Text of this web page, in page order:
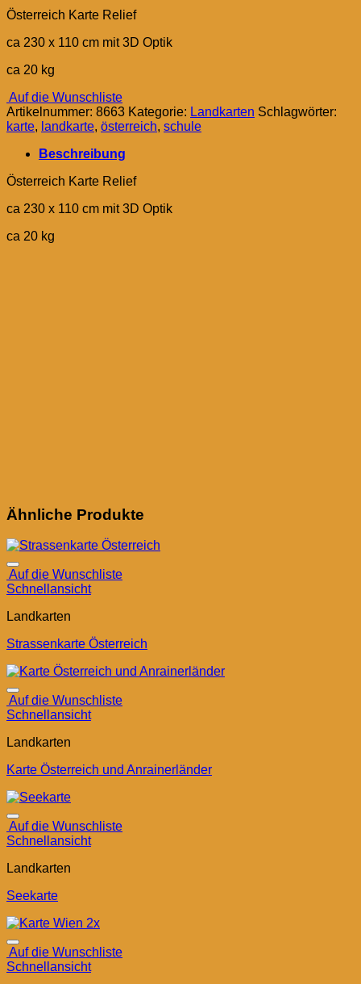
Österreich Karte Relief
ca 230 x 110 cm mit 3D Optik
ca 20 kg
Auf die Wunschliste
Artikelnummer: 8663 Kategorie: Landkarten Schlagwörter:
karte, landkarte, österreich, schule
Beschreibung
Österreich Karte Relief
ca 230 x 110 cm mit 3D Optik
ca 20 kg
Ähnliche Produkte
Auf die Wunschliste
Schnellansicht
Landkarten
Strassenkarte Österreich
Auf die Wunschliste
Schnellansicht
Landkarten
Karte Österreich und Anrainerländer
Auf die Wunschliste
Schnellansicht
Landkarten
Seekarte
Auf die Wunschliste
Schnellansicht